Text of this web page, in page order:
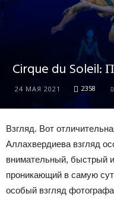
Cirque du Soleil:
24 МАЯ 2021 2358
Взгляд. Вот
Аллахвердиева взгляд
внимательный, быстрый
проникающий в самую
особый взгляд